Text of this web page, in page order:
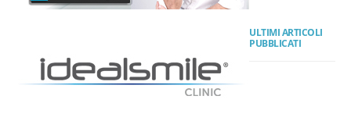
ULTIMI ARTICOLI
PUBBLICATI